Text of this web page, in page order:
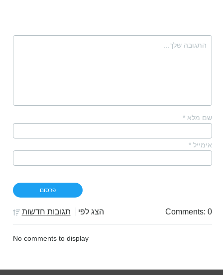
שם מלא *
אימייל *
Comments: 0 הצג לפי תגובות חדשות
No comments to display